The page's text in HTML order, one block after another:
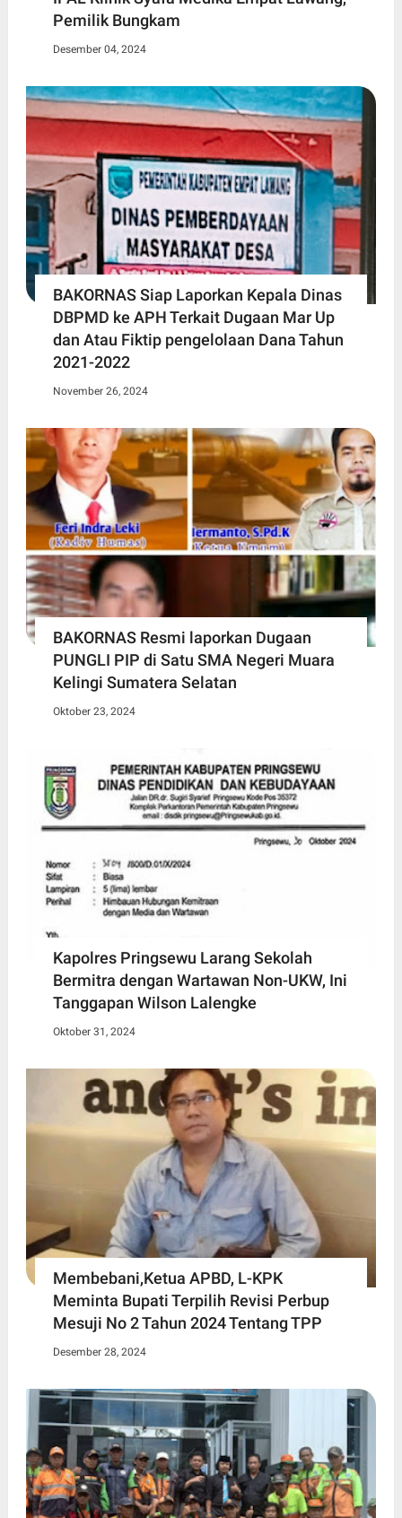
Pemilik Bungkam
Desember 04, 2024
BAKORNAS Siap Laporkan Kepala Dinas
DBPMD ke APH Terkait Dugaan Mar Up
dan Atau Fiktip pengelolaan Dana Tahun
2021-2022
November 26, 2024
BAKORNAS Resmi laporkan Dugaan
PUNGLI PIP di Satu SMA Negeri Muara
Kelingi Sumatera Selatan
Oktober 23, 2024
Kapolres Pringsewu Larang Sekolah
Bermitra dengan Wartawan Non-UKW, Ini
Tanggapan Wilson Lalengke
Oktober 31, 2024
Membebani,Ketua APBD, L-KPK
Meminta Bupati Terpilih Revisi Perbup
Mesuji No 2 Tahun 2024 Tentang TPP
Desember 28, 2024